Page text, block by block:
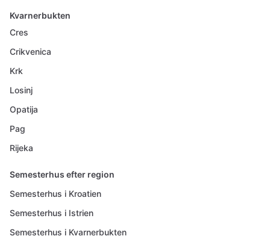
Kvarnerbukten
Cres
Crikvenica
Krk
Losinj
Opatija
Pag
Rijeka
Semesterhus efter region
Semesterhus i Kroatien
Semesterhus i Istrien
Semesterhus i Kvarnerbukten